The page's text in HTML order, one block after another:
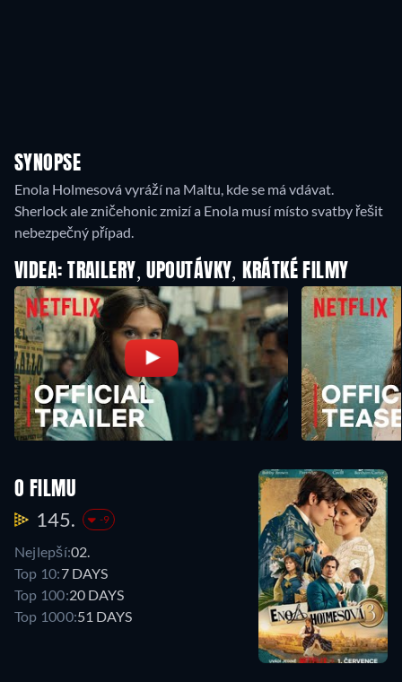
SYNOPSE
Enola Holmesová vyráží na Maltu, kde se má vdávat.
Sherlock ale zničehonic zmizí a Enola musí místo svatby řešit
nebezpečný případ.
VIDEA: TRAILERY, UPOUTÁVKY, KRÁTKÉ FILMY
O FILMU
145. -9
Nejlepší:02.
Top 10:7 DAYS
Top 100:20 DAYS
Top 1000:51 DAYS